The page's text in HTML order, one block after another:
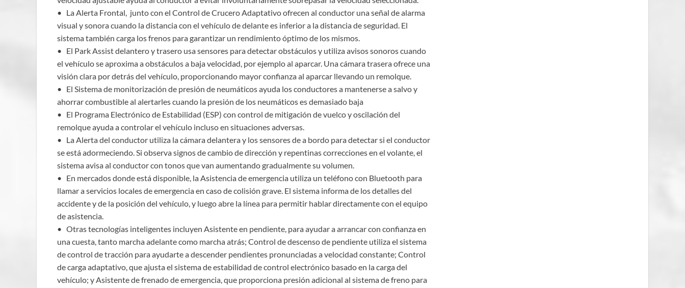
• La Alerta Frontal, junto con el Control de Crucero Adaptativo ofrecen al conductor una señal de alarma
visual y sonora cuando la distancia con el vehículo de delante es inferior a la distancia de seguridad. El
sistema también carga los frenos para garantizar un rendimiento óptimo de los mismos.
• El Park Assist delantero y trasero usa sensores para detectar obstáculos y utiliza avisos sonoros cuando
el vehículo se aproxima a obstáculos a baja velocidad, por ejemplo al aparcar. Una cámara trasera ofrece una
visión clara por detrás del vehículo, proporcionando mayor confianza al aparcar llevando un remolque.
• El Sistema de monitorización de presión de neumáticos ayuda los conductores a mantenerse a salvo y
ahorrar combustible al alertarles cuando la presión de los neumáticos es demasiado baja
• El Programa Electrónico de Estabilidad (ESP) con control de mitigación de vuelco y oscilación del
remolque ayuda a controlar el vehículo incluso en situaciones adversas.
• La Alerta del conductor utiliza la cámara delantera y los sensores de a bordo para detectar si el conductor
se está adormeciendo. Si observa signos de cambio de dirección y repentinas correcciones en el volante, el
sistema avisa al conductor con tonos que van aumentando gradualmente su volumen.
• En mercados donde está disponible, la Asistencia de emergencia utiliza un teléfono con Bluetooth para
llamar a servicios locales de emergencia en caso de colisión grave. El sistema informa de los detalles del
accidente y de la posición del vehículo, y luego abre la línea para permitir hablar directamente con el equipo
de asistencia.
• Otras tecnologías inteligentes incluyen Asistente en pendiente, para ayudar a arrancar con confianza en
una cuesta, tanto marcha adelante como marcha atrás; Control de descenso de pendiente utiliza el sistema
de control de tracción para ayudarte a descender pendientes pronunciadas a velocidad constante; Control
de carga adaptativo, que ajusta el sistema de estabilidad de control electrónico basado en la carga del
vehículo; y Asistente de frenado de emergencia, que proporciona presión adicional al sistema de freno para